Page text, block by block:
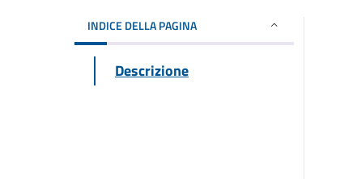
INDICE DELLA PAGINA
Descrizione